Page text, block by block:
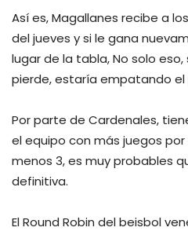
Así es, Magallanes recibe a
del jueves y si le gana
lugar de la tabla, No solo
pierde, estaría empatando el
Por parte de Cardenales,
el equipo con más juegos
menos 3, es muy probables
definitiva.
El Round Robin del beisbol